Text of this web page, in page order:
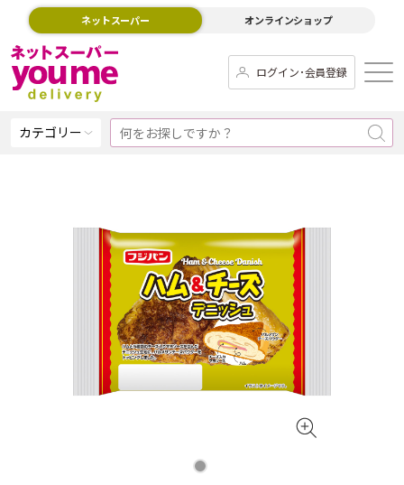
ネットスーパー オンラインショップ
ログイン･会員登録
カテゴリー